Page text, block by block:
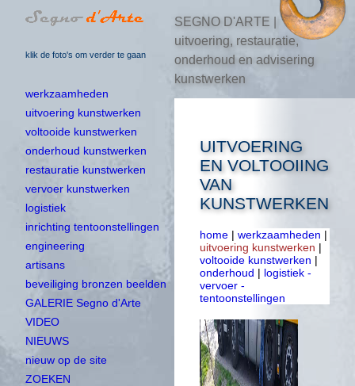
klik de foto's om verder te gaan
SEGNO D'ARTE |
uitvoering, restauratie,
onderhoud en advisering
kunstwerken
werkzaamheden
uitvoering kunstwerken
voltooide kunstwerken
onderhoud kunstwerken
restauratie kunstwerken
vervoer kunstwerken
logistiek
inrichting tentoonstellingen
engineering
artisans
beveiliging bronzen beelden
GALERIE Segno d'Arte
VIDEO
NIEUWS
nieuw op de site
ZOEKEN
UITVOERING
EN VOLTOOIING
VAN
KUNSTWERKEN
home | werkzaamheden |
uitvoering kunstwerken |
voltooide kunstwerken |
onderhoud | logistiek -
vervoer -
tentoonstellingen